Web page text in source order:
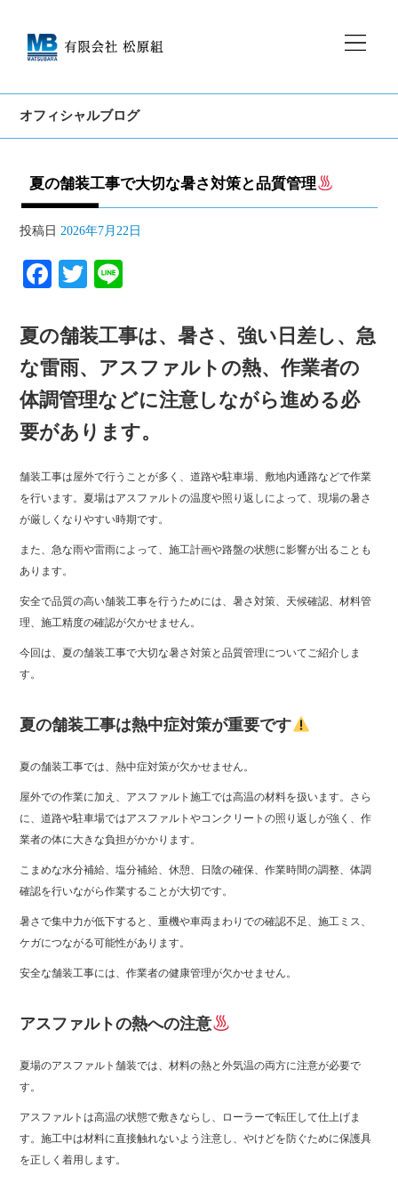
オフィシャルブログ
夏の舗装工事で大切な暑さ対策と品質管理
投稿日 2026年7月22日
Fa
bo
ok
T
tte
夏の舗装工事は、暑さ、強い日差し、急
な雷雨、アスファルトの熱、作業者の
体調管理などに注意しながら進める必
要があります。
舗装工事は屋外で行うことが多く、道路や駐車場、敷地内通路などで作業
を行います。夏場はアスファルトの温度や照り返しによって、現場の暑さ
が厳しくなりやすい時期です。
また、急な雨や雷雨によって、施工計画や路盤の状態に影響が出ることも
あります。
安全で品質の高い舗装工事を行うためには、暑さ対策、天候確認、材料管
理、施工精度の確認が欠かせません。
今回は、夏の舗装工事で大切な暑さ対策と品質管理についてご紹介しま
す。
夏の舗装工事は熱中症対策が重要です
夏の舗装工事では、熱中症対策が欠かせません。
屋外での作業に加え、アスファルト施工では高温の材料を扱います。さら
に、道路や駐車場ではアスファルトやコンクリートの照り返しが強く、作
業者の体に大きな負担がかかります。
こまめな水分補給、塩分補給、休憩、日陰の確保、作業時間の調整、体調
確認を行いながら作業することが大切です。
暑さで集中力が低下すると、重機や車両まわりでの確認不足、施工ミス、
ケガにつながる可能性があります。
安全な舗装工事には、作業者の健康管理が欠かせません。
アスファルトの熱への注意
夏場のアスファルト舗装では、材料の熱と外気温の両方に注意が必要で
す。
アスファルトは高温の状態で敷きならし、ローラーで転圧して仕上げま
す。施工中は材料に直接触れないよう注意し、やけどを防ぐために保護具
を正しく着用します。